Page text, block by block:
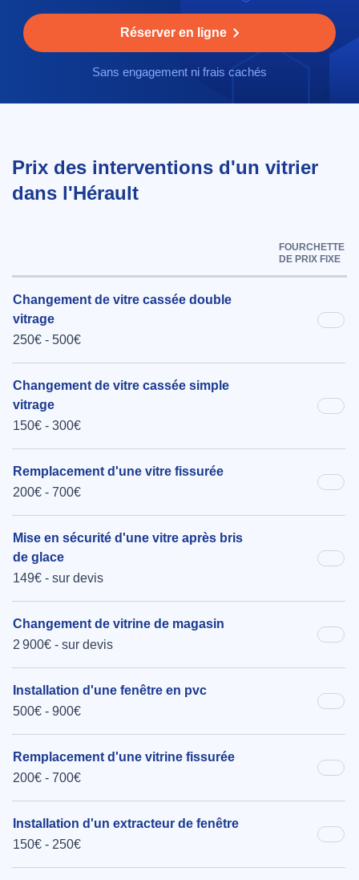
Réserver en ligne
Sans engagement ni frais cachés
Prix des interventions d'un vitrier
dans l'Hérault
FOURCHETTE
DE PRIX FIXE
Changement de vitre cassée double
vitrage
250€ - 500€
Changement de vitre cassée simple
vitrage
150€ - 300€
Remplacement d'une vitre fissurée
200€ - 700€
Mise en sécurité d'une vitre après bris
de glace
149€ - sur devis
Changement de vitrine de magasin
2 900€ - sur devis
Installation d'une fenêtre en pvc
500€ - 900€
Remplacement d'une vitrine fissurée
200€ - 700€
Installation d'un extracteur de fenêtre
150€ - 250€